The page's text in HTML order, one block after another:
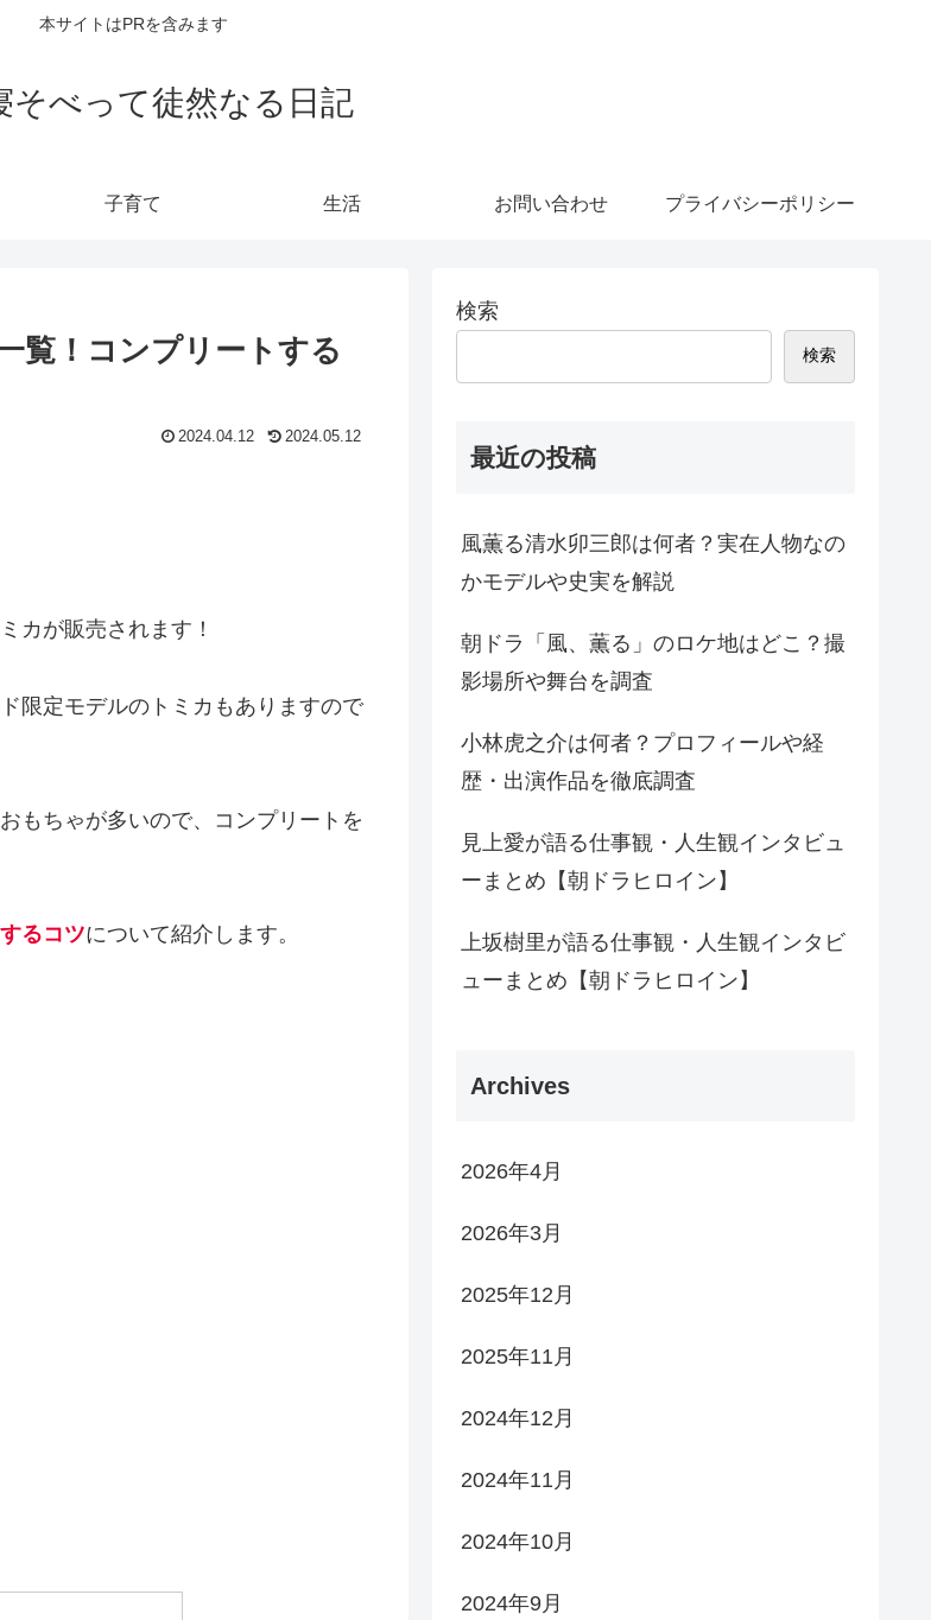
本サイトはPRを含みます
そべって徒然なる日記
子育て 生活 お問い合わせ プライバシーポリシー
覧！コンプリートする
2024.04.12 2024.05.12
カが販売されます！
限定モデルのトミカもありますので
もちゃが多いので、コンプリートを
るコツについて紹介します。
検索
検索
最近の投稿
風薫る清水卯三郎は何者？実在人物なの
かモデルや史実を解説
朝ドラ「風、薫る」のロケ地はどこ？撮
影場所や舞台を調査
小林虎之介は何者？プロフィールや経
歴・出演作品を徹底調査
見上愛が語る仕事観・人生観インタビュ
ーまとめ【朝ドラヒロイン】
上坂樹里が語る仕事観・人生観インタビ
ューまとめ【朝ドラヒロイン】
Archives
2026年4月
2026年3月
2025年12月
2025年11月
2024年12月
2024年11月
2024年10月
2024年9月